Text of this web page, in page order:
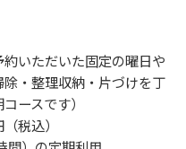
約いただいた固定の曜日や
・整理収納・片づけを丁
ースです）
税込）